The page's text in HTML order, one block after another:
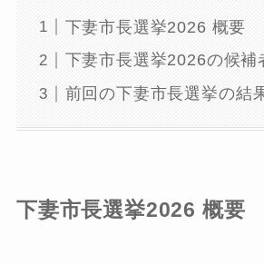
下妻市長選挙2026 概要
下妻市長選挙2026の候補
前回の下妻市長選挙の結
下妻市長選挙2026 概要